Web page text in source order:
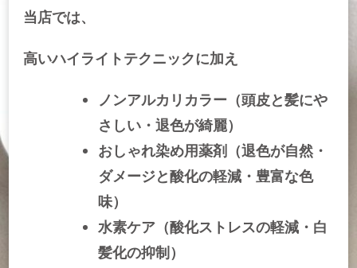
当店では、
高いハイライトテクニックに加え
ノンアルカリカラー（頭皮と髪にや
さしい・退色が綺麗）
おしゃれ染め用薬剤（退色が自然・
ダメージと酸化の軽減・豊富な色
味）
水素ケア（酸化ストレスの軽減・白
髪化の抑制）